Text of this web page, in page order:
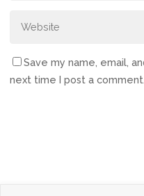
Save my name, email,
next time I post a comment.